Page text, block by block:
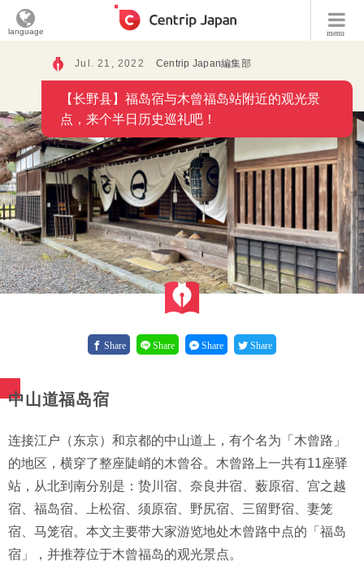
menu
language
Jul. 21, 2022 Centrip Japan編集部
【长野县】福岛宿与木曾福岛站附近的观光景
点，来个半日历史巡礼吧！
Share Share Share Share
中山道福岛宿
连接江户（东京）和京都的中山道上，有个名为「木曾路」
的地区，横穿了整座陡峭的木曾谷。木曾路上一共有11座驿
站，从北到南分别是：贽川宿、奈良井宿、薮原宿、宫之越
宿、福岛宿、上松宿、须原宿、野尻宿、三留野宿、妻笼
宿、马笼宿。本文主要带大家游览地处木曾路中点的「福岛
宿」，并推荐位于木曾福岛的观光景点。